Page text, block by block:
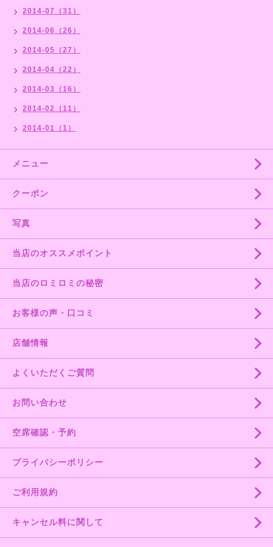
2014-07（31）
2014-06（26）
2014-05（27）
2014-04（22）
2014-03（16）
2014-02（11）
2014-01（1）
メニュー
クーポン
写真
当店のオススメポイント
当店のロミロミの秘密
お客様の声・口コミ
店舗情報
よくいただくご質問
お問い合わせ
空席確認・予約
プライバシーポリシー
ご利用規約
キャンセル料に関して